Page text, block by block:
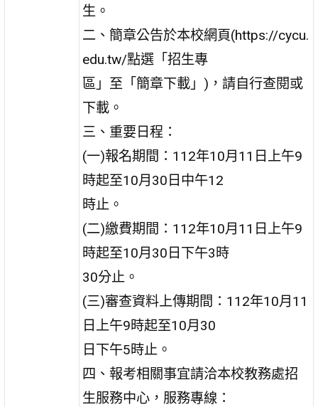
生。
二、簡章公告於本校網頁(https://cycu.
edu.tw/點選「招生專
區」至「簡章下載」)，請自行查閱或
下載。
三、重要日程：
(一)報名期間：112年10月11日上午9
時起至10月30日中午12
時止。
(二)繳費期間：112年10月11日上午9
時起至10月30日下午3時
30分止。
(三)審查資料上傳期間：112年10月11
日上午9時起至10月30
日下午5時止。
四、報考相關事宜請洽本校教務處招
生服務中心，服務專線：